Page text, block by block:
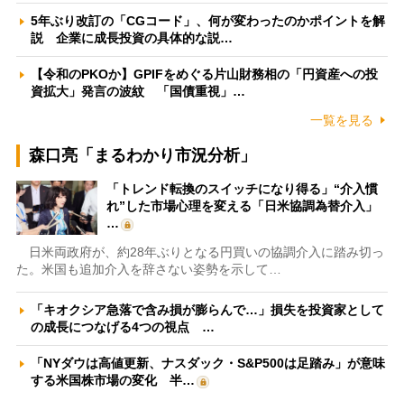
5年ぶり改訂の「CGコード」、何が変わったのかポイントを解
説 企業に成長投資の具体的な説…
【令和のPKOか】GPIFをめぐる片山財務相の「円資産への投
資拡大」発言の波紋 「国債重視」…
一覧を見る
森口亮「まるわかり市況分析」
「トレンド転換のスイッチになり得る」“介入慣
れ”した市場心理を変える「日米協調為替介入」
…
日米両政府が、約28年ぶりとなる円買いの協調介入に踏み切っ
た。米国も追加介入を辞さない姿勢を示して…
「キオクシア急落で含み損が膨らんで…」損失を投資家として
の成長につなげる4つの視点 …
「NYダウは高値更新、ナスダック・S&P500は足踏み」が意味
する米国株市場の変化 半…